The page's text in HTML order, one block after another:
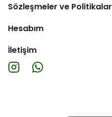
Sözleşmeler ve Politikalar
Hesabım
İletişim